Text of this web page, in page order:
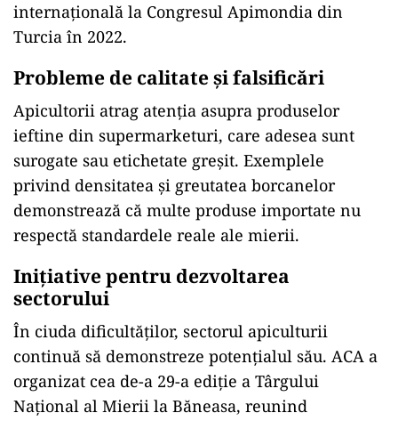
internațională la Congresul Apimondia din
Turcia în 2022.
Probleme de calitate și falsificări
Apicultorii atrag atenția asupra produselor
ieftine din supermarketuri, care adesea sunt
surogate sau etichetate greșit. Exemplele
privind densitatea și greutatea borcanelor
demonstrează că multe produse importate nu
respectă standardele reale ale mierii.
Inițiative pentru dezvoltarea
sectorului
În ciuda dificultăților, sectorul apiculturii
continuă să demonstreze potențialul său. ACA a
organizat cea de-a 29-a ediție a Târgului
Național al Mierii la Băneasa, reunind